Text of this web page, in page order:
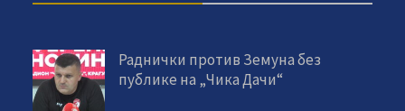
Раднички против Земуна без
публике на „Чика Дачи“